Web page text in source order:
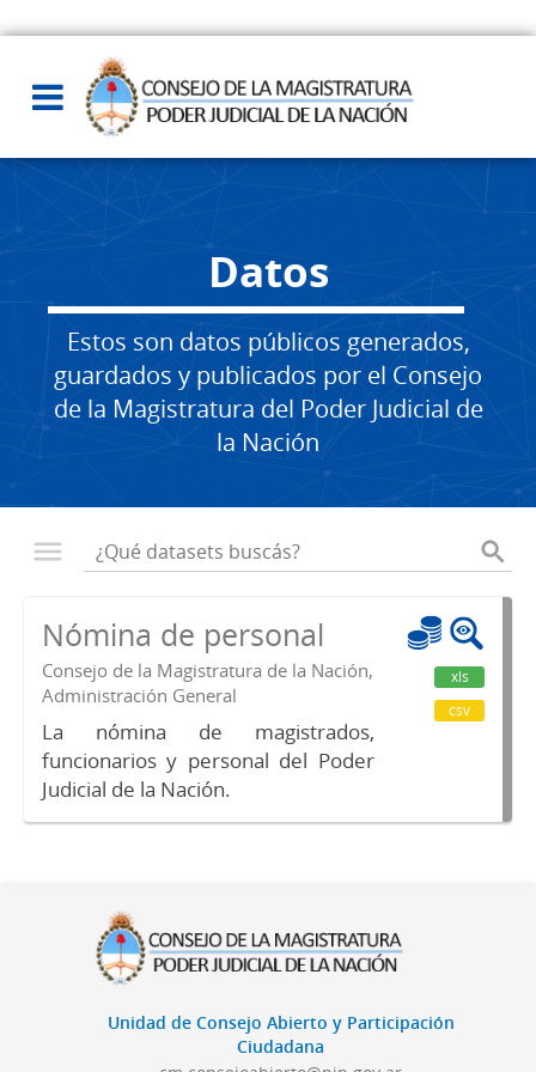
Datos
Estos son datos públicos generados,
guardados y publicados por el Consejo
de la Magistratura del Poder Judicial de
la Nación
Nómina de personal
Consejo de la Magistratura de la Nación,
Administración General
La nómina de magistrados,
funcionarios y personal del Poder
Judicial de la Nación.
xls
csv
Unidad de Consejo Abierto y Participación
Ciudadana